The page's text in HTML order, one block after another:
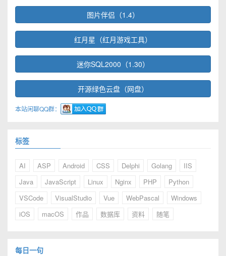
图片伴侣（1.4）
红月星（红月游戏工具）
迷你SQL2000（1.30）
开源绿色云盘（网盘）
本站闲聊QQ群：
标签
AI ASP Android CSS Delphi Golang
IIS
Java
JavaScript Linux Nginx PHP
Python
VSCode
VisualStudio Vue WebPascal
Windows
iOS
macOS 作品 数据库 资料 随笔
每日一句